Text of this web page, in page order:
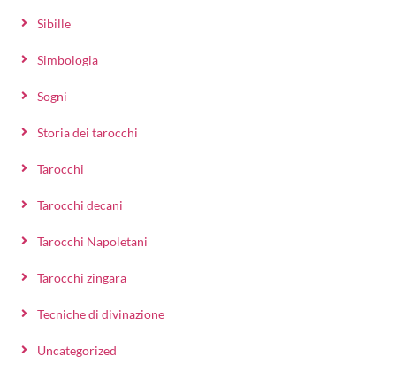
Sibille
Simbologia
Sogni
Storia dei tarocchi
Tarocchi
Tarocchi decani
Tarocchi Napoletani
Tarocchi zingara
Tecniche di divinazione
Uncategorized